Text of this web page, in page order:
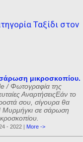
Ταξίδι στον
μικροσκοπίου.
/ Φωτογραφία της
ΑναρτήσειςΕάν το
σου, σίγουρα θα
Μυρμήγκι σε σάρωση
- 2022 | More ->